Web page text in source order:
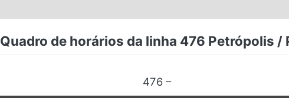
Quadro de horários da linha 476 Petrópolis /
476 –